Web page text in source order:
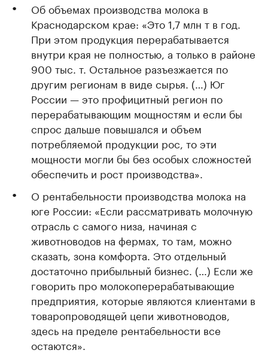
Об объемах производства молока в
Краснодарском крае: «Это 1,7 млн т в год.
При этом продукция перерабатывается
внутри края не полностью, а только в районе
900 тыс. т. Остальное разъезжается по
другим регионам в виде сырья. (…) Юг
России — это профицитный регион по
перерабатывающим мощностям и если бы
спрос дальше повышался и объем
потребляемой продукции рос, то эти
мощности могли бы без особых сложностей
обеспечить и рост производства».
О рентабельности производства молока на
юге России: «Если рассматривать молочную
отрасль с самого низа, начиная с
животноводов на фермах, то там, можно
сказать, зона комфорта. Это отдельный
достаточно прибыльный бизнес. (…) Если же
говорить про молокоперерабатывающие
предприятия, которые являются клиентами в
товаропроводящей цепи животноводов,
здесь на пределе рентабельности все
остаются».